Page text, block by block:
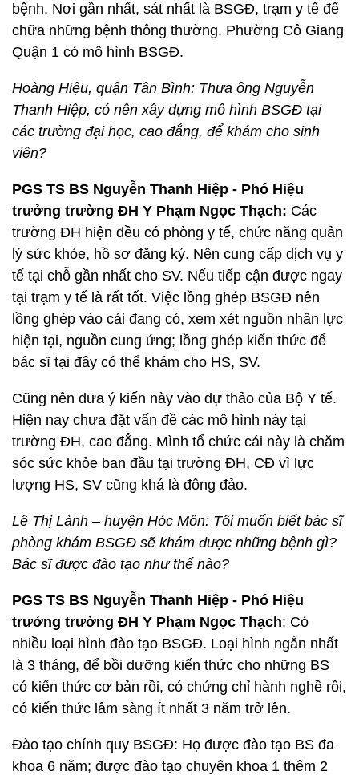
bệnh. Nơi gần nhất, sát nhất là BSGĐ, trạm y tế để
chữa những bệnh thông thường. Phường Cô Giang
Quận 1 có mô hình BSGĐ.
Hoàng Hiệu, quận Tân Bình: Thưa ông Nguyễn
Thanh Hiệp, có nên xây dựng mô hình BSGĐ tại
các trường đại học, cao đẳng, để khám cho sinh
viên?
PGS TS BS Nguyễn Thanh Hiệp - Phó Hiệu
trưởng trường ĐH Y Phạm Ngọc Thạch: Các
trường ĐH hiện đều có phòng y tế, chức năng quản
lý sức khỏe, hồ sơ đăng ký. Nên cung cấp dịch vụ y
tế tại chỗ gần nhất cho SV. Nếu tiếp cận được ngay
tại trạm y tế là rất tốt. Việc lồng ghép BSGĐ nên
lồng ghép vào cái đang có, xem xét nguồn nhân lực
hiện tại, nguồn cung ứng; lồng ghép kiến thức để
bác sĩ tại đây có thể khám cho HS, SV.
Cũng nên đưa ý kiến này vào dự thảo của Bộ Y tế.
Hiện nay chưa đặt vấn đề các mô hình này tại
trường ĐH, cao đẳng. Mình tổ chức cái này là chăm
sóc sức khỏe ban đầu tại trường ĐH, CĐ vì lực
lượng HS, SV cũng khá là đông đảo.
Lê Thị Lành – huyện Hóc Môn: Tôi muốn biết bác sĩ
phòng khám BSGĐ sẽ khám được những bệnh gì?
Bác sĩ được đào tạo như thế nào?
PGS TS BS Nguyễn Thanh Hiệp - Phó Hiệu
trưởng trường ĐH Y Phạm Ngọc Thạch: Có
nhiều loại hình đào tạo BSGĐ. Loại hình ngắn nhất
là 3 tháng, để bồi dưỡng kiến thức cho những BS
có kiến thức cơ bản rồi, có chứng chỉ hành nghề rồi,
có kiến thức lâm sàng ít nhất 3 năm trở lên.
Đào tạo chính quy BSGĐ: Họ được đào tạo BS đa
khoa 6 năm; được đào tạo chuyên khoa 1 thêm 2